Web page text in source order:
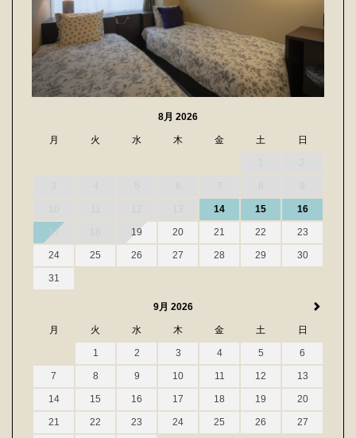
8月 2026
月 火 水 木 金 土 日
14 15 16
17 19 20 21 22 23
24 25 26 27 28 29 30
31
9月 2026
月 火 水 木 金 土 日
1 2 3 4 5 6
7 8 9 10 11 12 13
14 15 16 17 18 19 20
21 22 23 24 25 26 27